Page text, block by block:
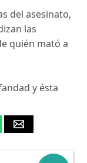
del asesinato,
las
quién mató a
y ésta